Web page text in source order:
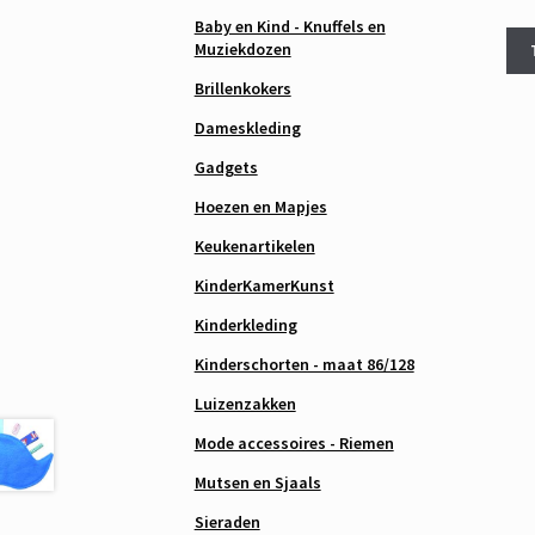
Baby en Kind - Knuffels en
Muziekdozen
Brillenkokers
Dameskleding
Gadgets
Hoezen en Mapjes
Keukenartikelen
KinderKamerKunst
Kinderkleding
Kinderschorten - maat 86/128
Luizenzakken
Mode accessoires - Riemen
Mutsen en Sjaals
Sieraden